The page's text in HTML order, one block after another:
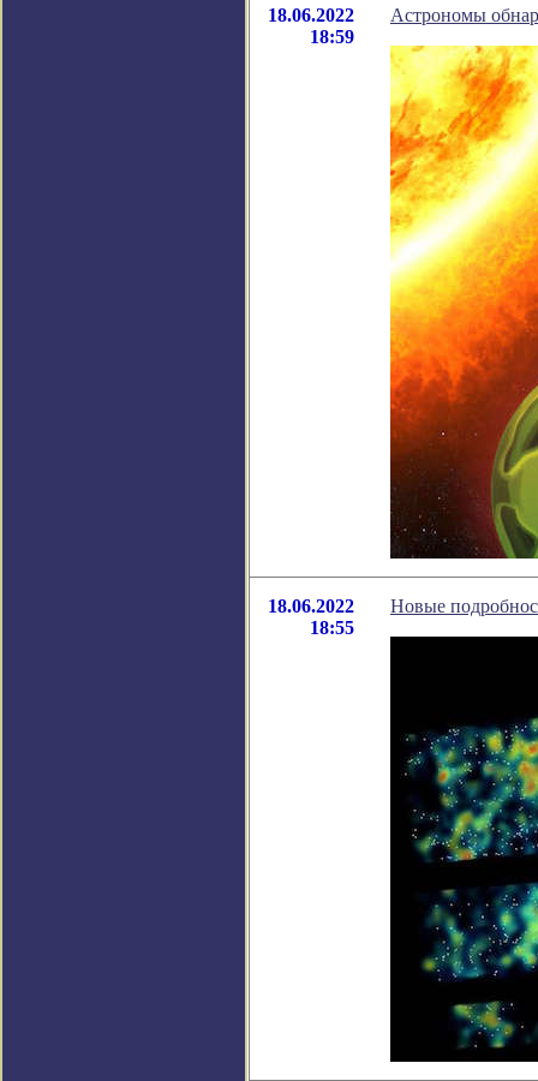
18.06.2022
18:59
Астрономы
18.06.2022
18:55
Новые